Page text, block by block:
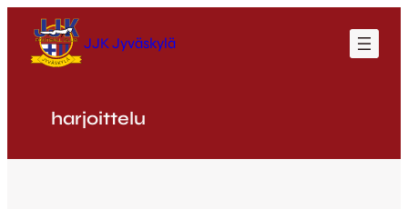
sisältöön
JJK Jyväskylä
harjoittelu